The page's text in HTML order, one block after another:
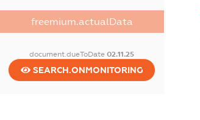
freemium.actualData
document.dueToDate02.11.25
SEARCH.ONMONITORING